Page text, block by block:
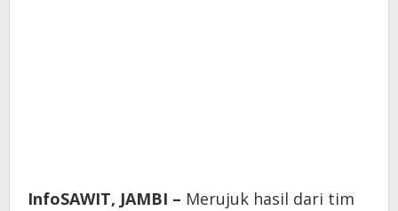
InfoSAWIT, JAMBI – Merujuk hasil dari tim